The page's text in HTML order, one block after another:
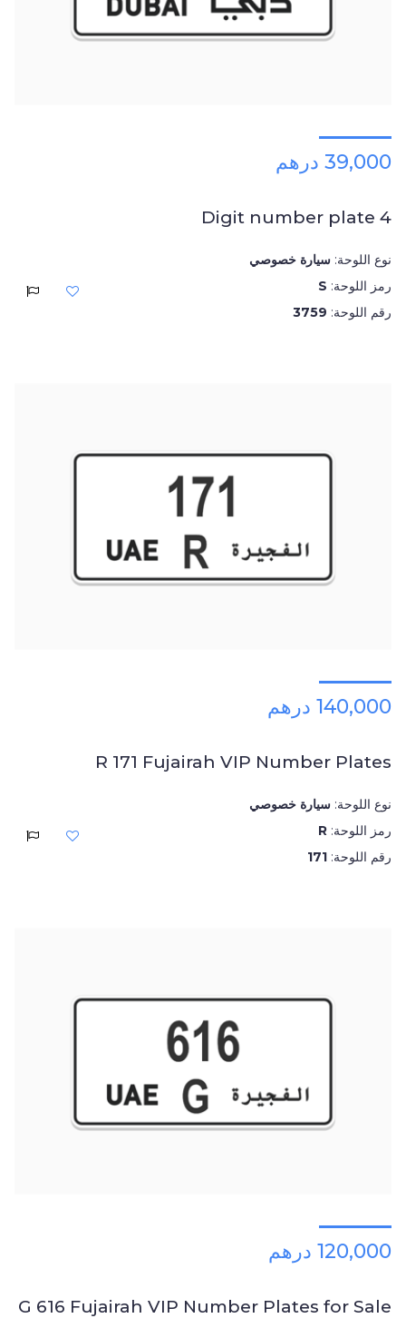
39,000 درهم
4 Digit number plate
نوع اللوحة: سيارة خصوصي
رمز اللوحة: S
رقم اللوحة: 3759
140,000 درهم
R 171 Fujairah VIP Number Plates
نوع اللوحة: سيارة خصوصي
رمز اللوحة: R
رقم اللوحة: 171
120,000 درهم
G 616 Fujairah VIP Number Plates for Sale